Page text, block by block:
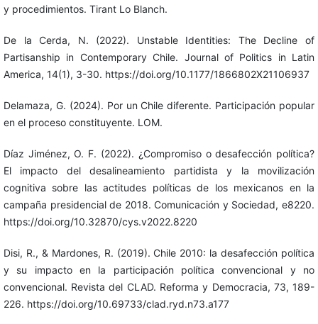
y procedimientos. Tirant Lo Blanch.
De la Cerda, N. (2022). Unstable Identities: The Decline of
Partisanship in Contemporary Chile. Journal of Politics in Latin
America, 14(1), 3-30. https://doi.org/10.1177/1866802X21106937
Delamaza, G. (2024). Por un Chile diferente. Participación popular
en el proceso constituyente. LOM.
Díaz Jiménez, O. F. (2022). ¿Compromiso o desafección política?
El impacto del desalineamiento partidista y la movilización
cognitiva sobre las actitudes políticas de los mexicanos en la
campaña presidencial de 2018. Comunicación y Sociedad, e8220.
https://doi.org/10.32870/cys.v2022.8220
Disi, R., & Mardones, R. (2019). Chile 2010: la desafección política
y su impacto en la participación política convencional y no
convencional. Revista del CLAD. Reforma y Democracia, 73, 189-
226. https://doi.org/10.69733/clad.ryd.n73.a177